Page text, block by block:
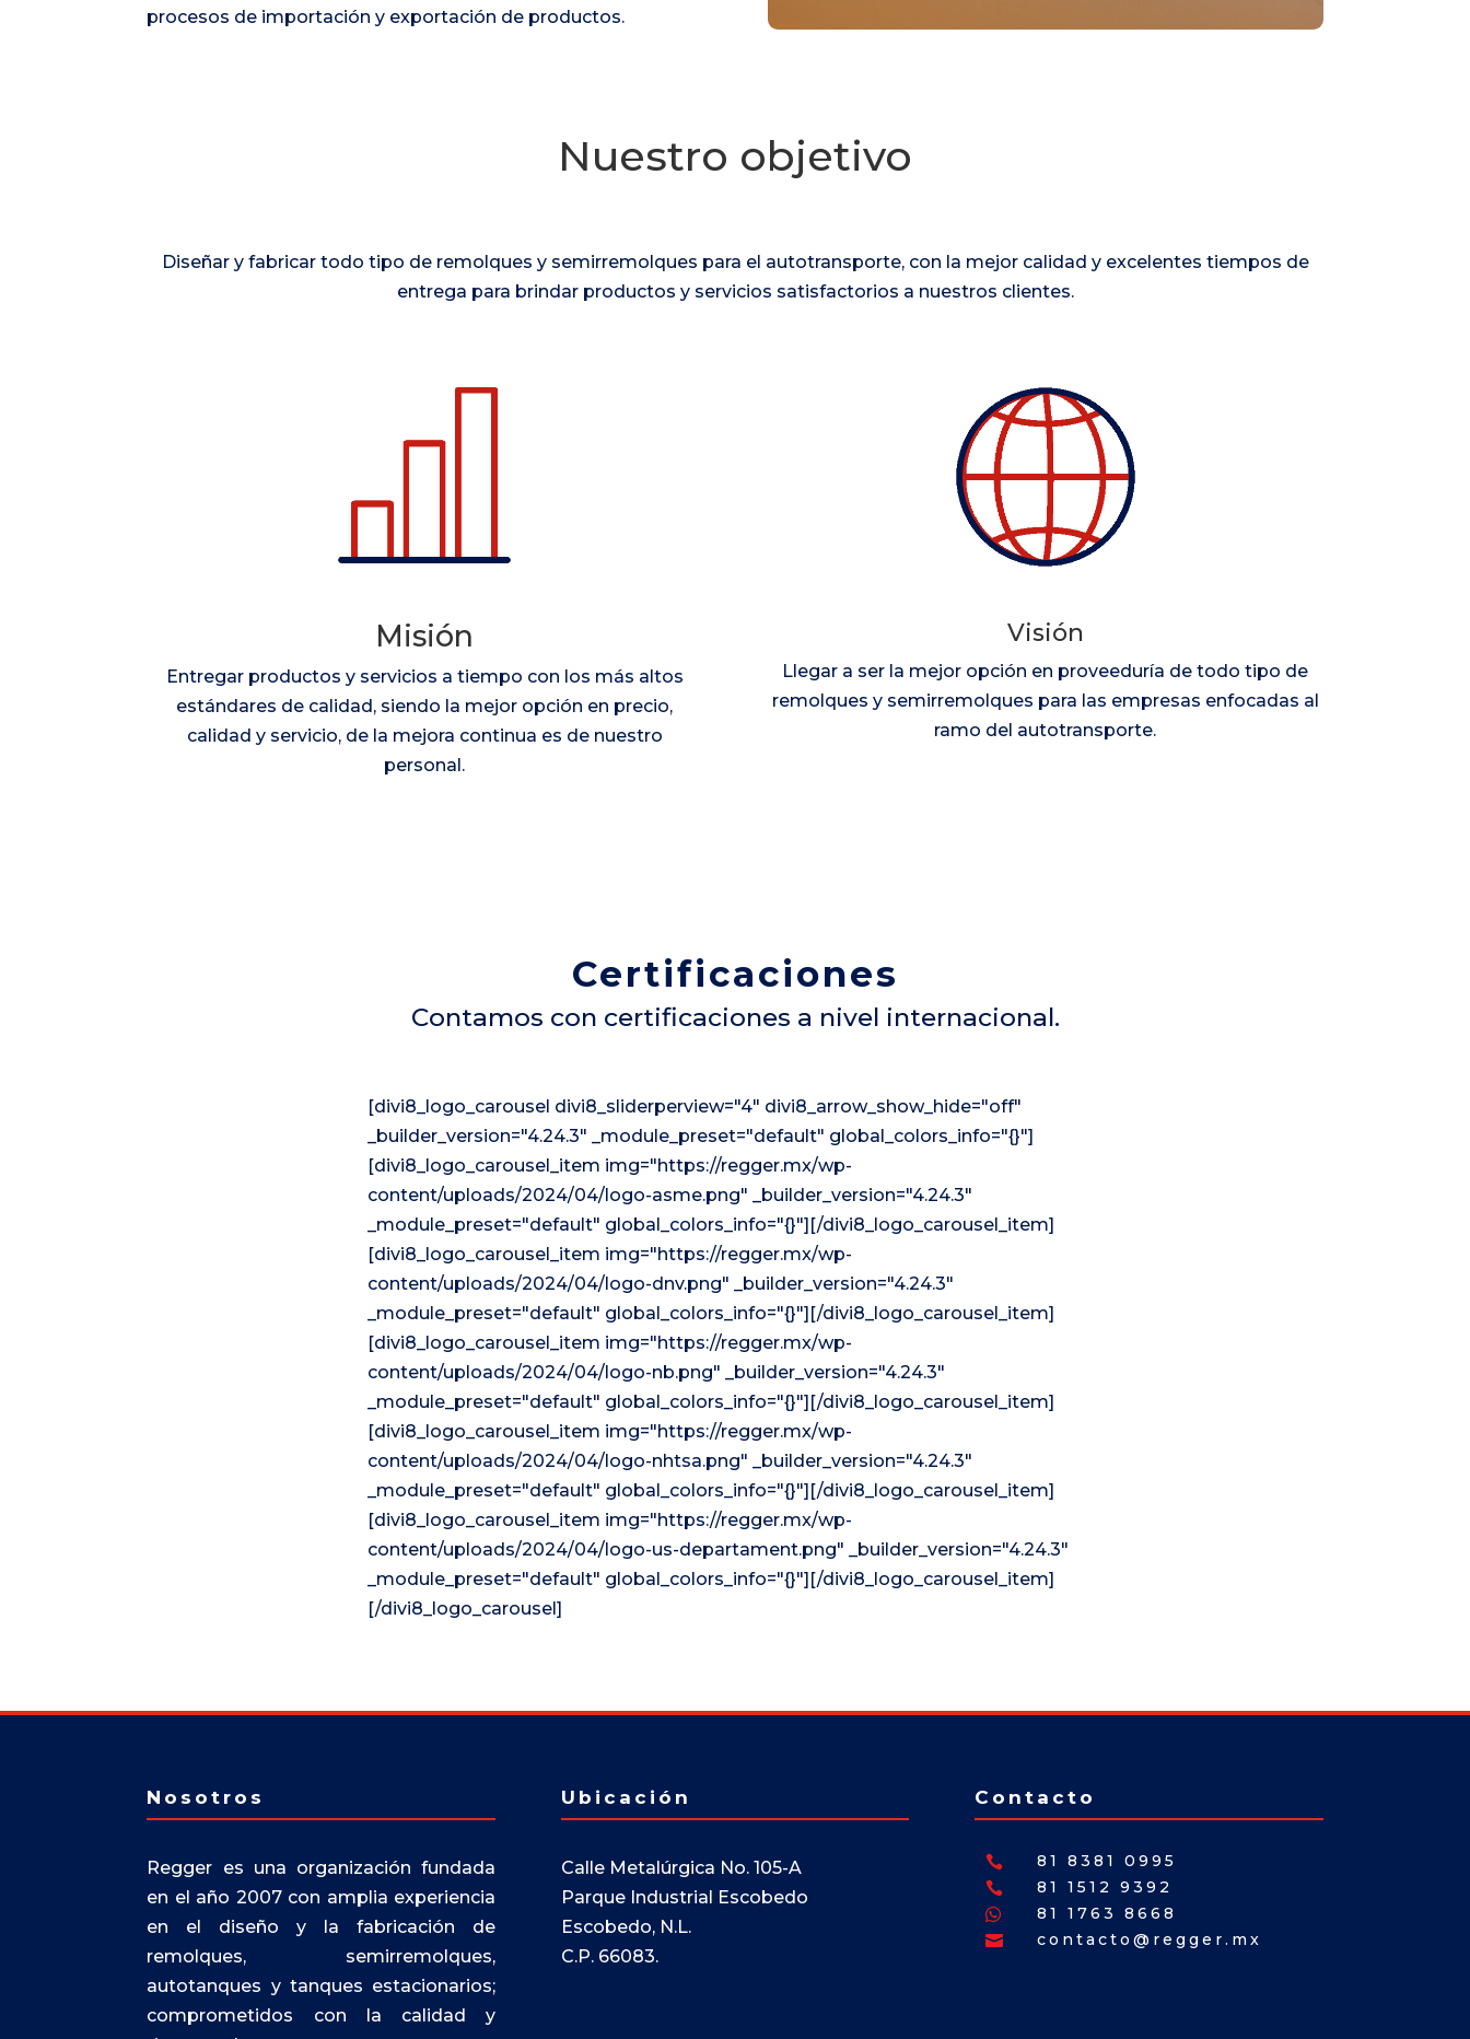
procesos de importación y exportación de productos.
Nuestro objetivo
Diseñar y fabricar todo tipo de remolques y semirremolques para el autotransporte, con la mejor calidad y excelentes tiempos de
entrega para brindar productos y servicios satisfactorios a nuestros clientes.
Misión
Entregar productos y servicios a tiempo con los más altos
estándares de calidad, siendo la mejor opción en precio,
calidad y servicio, de la mejora continua es de nuestro
personal.
Visión
Llegar a ser la mejor opción en proveeduría de todo tipo de
remolques y semirremolques para las empresas enfocadas al
ramo del autotransporte.
Certificaciones
Contamos con certificaciones a nivel internacional.
[divi8_logo_carousel divi8_sliderperview="4" divi8_arrow_show_hide="off"
_builder_version="4.24.3" _module_preset="default" global_colors_info="{}"]
[divi8_logo_carousel_item img="https://regger.mx/wp-
content/uploads/2024/04/logo-asme.png" _builder_version="4.24.3"
_module_preset="default" global_colors_info="{}"][/divi8_logo_carousel_item]
[divi8_logo_carousel_item img="https://regger.mx/wp-
content/uploads/2024/04/logo-dnv.png" _builder_version="4.24.3"
_module_preset="default" global_colors_info="{}"][/divi8_logo_carousel_item]
[divi8_logo_carousel_item img="https://regger.mx/wp-
content/uploads/2024/04/logo-nb.png" _builder_version="4.24.3"
_module_preset="default" global_colors_info="{}"][/divi8_logo_carousel_item]
[divi8_logo_carousel_item img="https://regger.mx/wp-
content/uploads/2024/04/logo-nhtsa.png" _builder_version="4.24.3"
_module_preset="default" global_colors_info="{}"][/divi8_logo_carousel_item]
[divi8_logo_carousel_item img="https://regger.mx/wp-
content/uploads/2024/04/logo-us-departament.png" _builder_version="4.24.3"
_module_preset="default" global_colors_info="{}"][/divi8_logo_carousel_item]
[/divi8_logo_carousel]
Nosotros
Regger es una organización fundada
en el año 2007 con amplia experiencia
en el diseño y la fabricación de
remolques, semirremolques,
autotanques y tanques estacionarios;
comprometidos con la calidad y
Ubicación
Calle Metalúrgica No. 105-A
Parque Industrial Escobedo
Escobedo, N.L.
C.P. 66083.
Contacto
 81 8381 0995
 81 1512 9392
 81 1763 8668
 contacto@regger.mx